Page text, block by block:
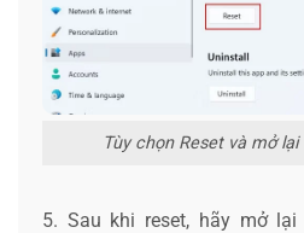
Tùy chọn Reset và mở
5. Sau khi reset, hãy mở